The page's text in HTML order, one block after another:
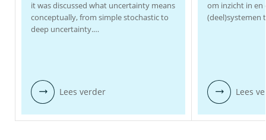
it was discussed what uncertainty means
conceptually, from simple stochastic to
deep uncertainty.…
Lees verder
om inzicht in en
(deel)systemen
Lees